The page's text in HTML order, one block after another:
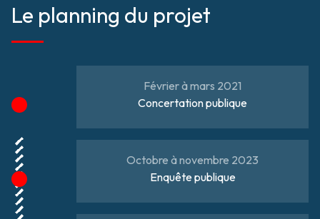
Le planning du projet
Concertation publique
Février à mars 2021
Enquête publique
Octobre à novembre 2023